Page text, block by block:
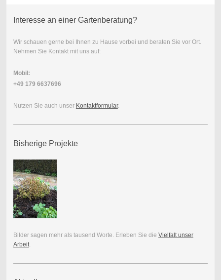
Interesse an einer Gartenberatung?
Wir schauen gerne bei Ihnen zu Hause vorbei und beraten Sie vor Ort.
Nehmen Sie Kontakt mit uns auf:
Mobil:
+49 179 6637696
Nutzen Sie auch unser Kontaktformular.
Bisherige Projekte
Bilder sagen mehr als tausend Worte. Erleben Sie die Vielfalt unser
Arbeit.